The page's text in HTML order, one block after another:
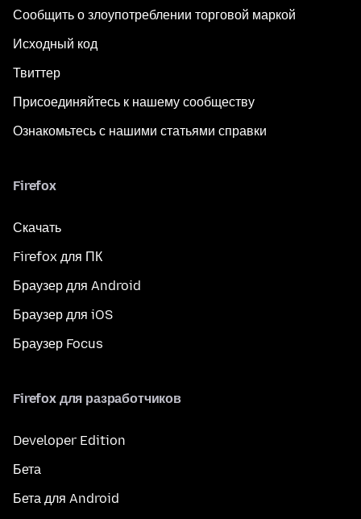
Сообщить о злоупотреблении торговой маркой
Исходный код
Твиттер
Присоединяйтесь к нашему сообществу
Ознакомьтесь с нашими статьями справки
Firefox
Скачать
Firefox для ПК
Браузер для Android
Браузер для iOS
Браузер Focus
Firefox для разработчиков
Developer Edition
Бета
Бета для Android